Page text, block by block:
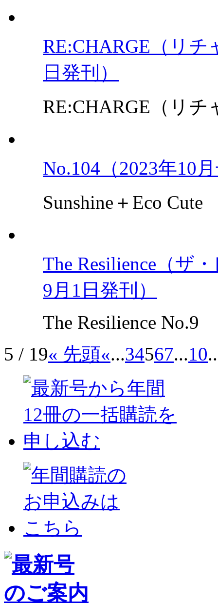
RE:CHARGE（リチ
日発刊）
RE:CHARGE（リチ
No.104（2023年10
Sunshine＋Eco Cute
The Resilience（ザ
9月1日発刊）
The Resilience No.9
5 / 19« 先頭«...34567...10